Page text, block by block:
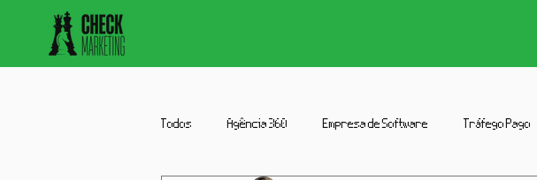
Todos Agência 360 Empresa de Software Tráfego Pago